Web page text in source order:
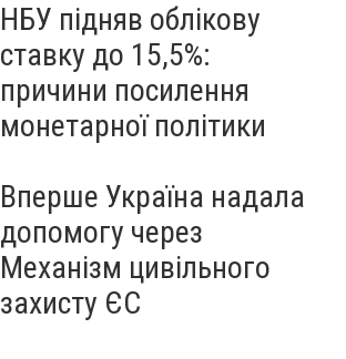
НБУ підняв облікову
ставку до 15,5%:
причини посилення
монетарної політики
Вперше Україна надала
допомогу через
Механізм цивільного
захисту ЄС